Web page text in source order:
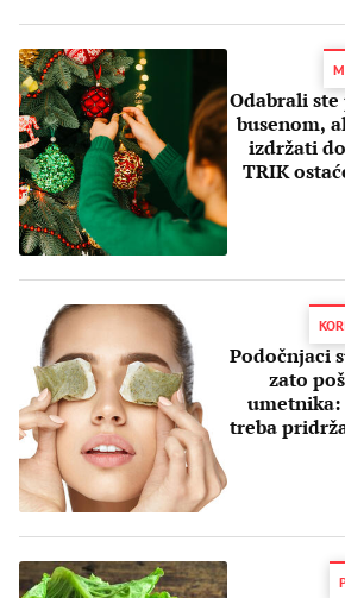
Odabrali ste
busenom,
izdržati
TRIK
Podočnjaci
zato
umetnika:
treba